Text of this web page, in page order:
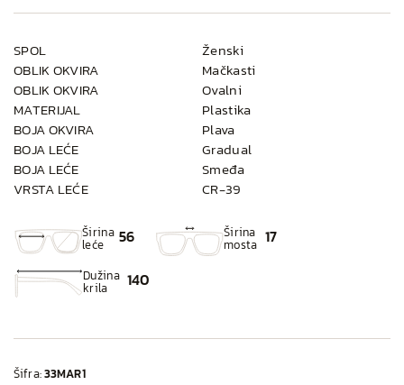
SPOL
Ženski
OBLIK OKVIRA
Mačkasti
OBLIK OKVIRA
Ovalni
MATERIJAL
Plastika
BOJA OKVIRA
Plava
BOJA LEĆE
Gradual
BOJA LEĆE
Smeđa
VRSTA LEĆE
CR-39
Širina
leće 56 Širina
mosta 17
Dužina
krila 140
Šifra:33MAR1